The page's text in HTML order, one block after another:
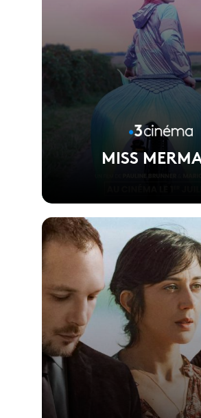
MISS
Réalisé par Pauline Brunner
Voir la fiche du film